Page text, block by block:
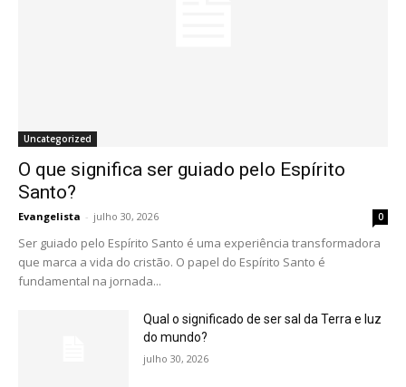
Uncategorized
O que significa ser guiado pelo Espírito
Santo?
Evangelista - julho 30, 2026 0
Ser guiado pelo Espírito Santo é uma experiência transformadora
que marca a vida do cristão. O papel do Espírito Santo é
fundamental na jornada...
Qual o significado de ser sal da Terra e luz
do mundo?
julho 30, 2026